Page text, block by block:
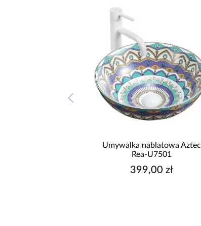
Umywalka nablatowa Bella
Rea-U7503
599,00 zł